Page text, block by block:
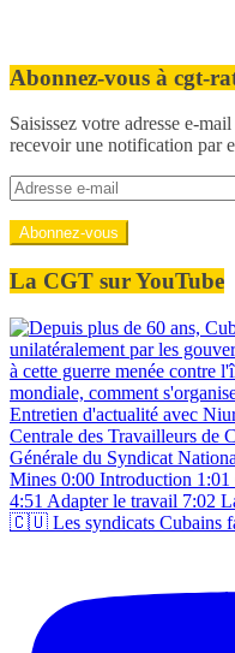
Abonnez-vous à cgt-
Saisissez votre adresse e-
recevoir une notification par
Adresse
e-
mail
Abonnez-vous
La CGT sur YouTube
🇨🇺 Les syndicats Cubains